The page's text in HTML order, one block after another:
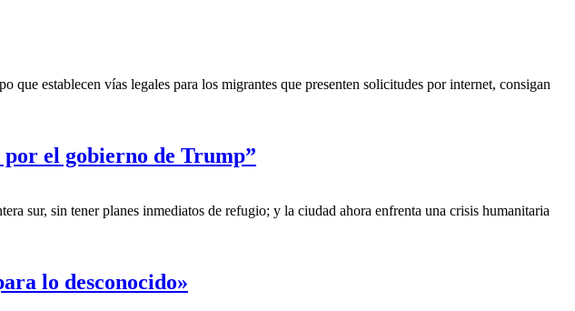
que establecen vías legales para los migrantes que presenten solicitudes por internet, consigan
el gobierno de Trump”
sur, sin tener planes inmediatos de refugio; y la ciudad ahora enfrenta una crisis humanitaria
lo desconocido»